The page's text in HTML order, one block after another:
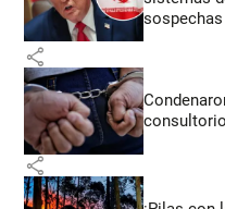
share
share